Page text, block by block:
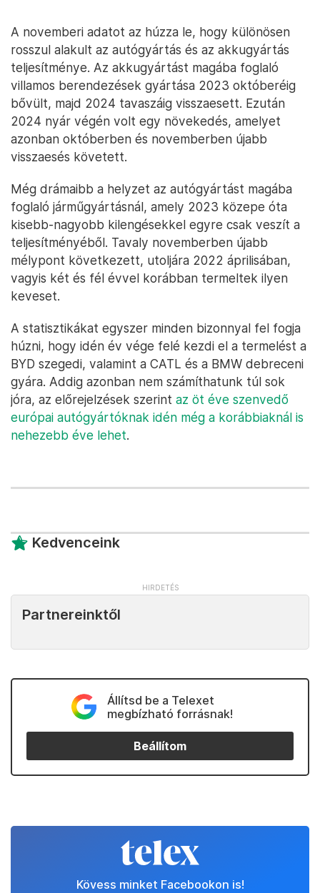
A novemberi adatot az húzza le, hogy különösen
rosszul alakult az autógyártás és az akkugyártás
teljesítménye. Az akkugyártást magába foglaló
villamos berendezések gyártása 2023 októberéig
bővült, majd 2024 tavaszáig visszaesett. Ezután
2024 nyár végén volt egy növekedés, amelyet
azonban októberben és novemberben újabb
visszaesés követett.
Még drámaibb a helyzet az autógyártást magába
foglaló járműgyártásnál, amely 2023 közepe óta
kisebb-nagyobb kilengésekkel egyre csak veszít a
teljesítményéből. Tavaly novemberben újabb
mélypont következett, utoljára 2022 áprilisában,
vagyis két és fél évvel korábban termeltek ilyen
keveset.
A statisztikákat egyszer minden bizonnyal fel fogja
húzni, hogy idén év vége felé kezdi el a termelést a
BYD szegedi, valamint a CATL és a BMW debreceni
gyára. Addig azonban nem számíthatunk túl sok
jóra, az előrejelzések szerint az öt éve szenvedő
európai autógyártóknak idén még a korábbiaknál is
nehezebb éve lehet.
Kedvenceink
Partnereinktől
Állítsd be a Telexet
megbízható forrásnak!
Beállítom
Kövess minket Facebookon is!